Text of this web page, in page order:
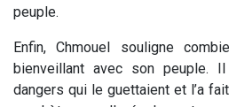
peuple.
Enfin, Chmouel souligne
bienveillant avec son peuple.
dangers qui le guettaient et l’a